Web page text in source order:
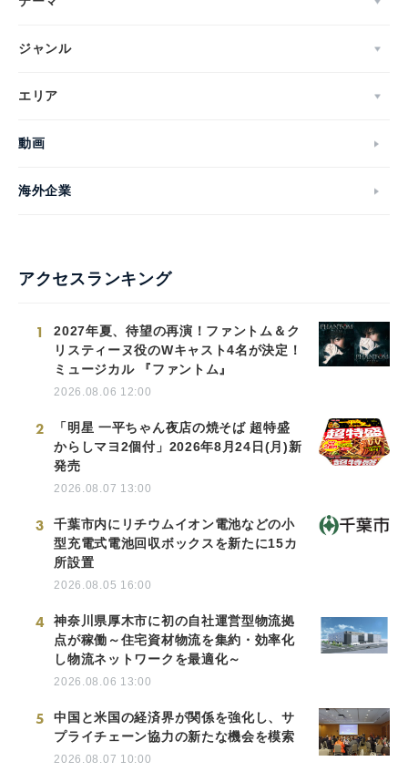
ジャンル
エリア
動画
海外企業
アクセスランキング
1
2027年夏、待望の再演！ファントム＆ク
リスティーヌ役のWキャスト4名が決定！
ミュージカル 『ファントム』
2026.08.06 12:00
2
「明星 一平ちゃん夜店の焼そば 超特盛
からしマヨ2個付」2026年8月24日(月)新
発売
2026.08.07 13:00
3
千葉市内にリチウムイオン電池などの小
型充電式電池回収ボックスを新たに15カ
所設置
2026.08.05 16:00
4
神奈川県厚木市に初の自社運営型物流拠
点が稼働～住宅資材物流を集約・効率化
し物流ネットワークを最適化～
2026.08.06 13:00
5
中国と米国の経済界が関係を強化し、サ
プライチェーン協力の新たな機会を模索
2026.08.07 10:00